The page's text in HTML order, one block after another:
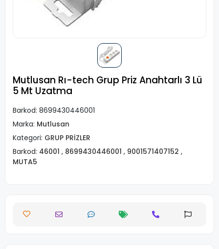
Mutlusan Rı-tech Grup Priz Anahtarlı 3 Lü
5 Mt Uzatma
Barkod: 8699430446001
Marka: Mutlusan
Kategori: GRUP PRİZLER
Barkod: 46001 , 8699430446001 , 9001571407152 ,
MUTA5